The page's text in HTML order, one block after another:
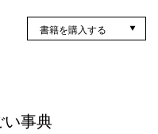
書籍を購入する
事典